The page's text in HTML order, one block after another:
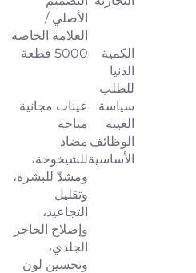
الأصلي /
العلامة الخاصة
الكمية
الدنيا
للطلب
5000 قطعة
سياسة
العينة
عينات مجانية
متاحة
الوظائف
الأساسية
مضاد
للشيخوخة،
ومشدّ للبشرة،
وتقليل
التجاعيد،
وإصلاح الحاجز
الجلدي،
وتحسين لون